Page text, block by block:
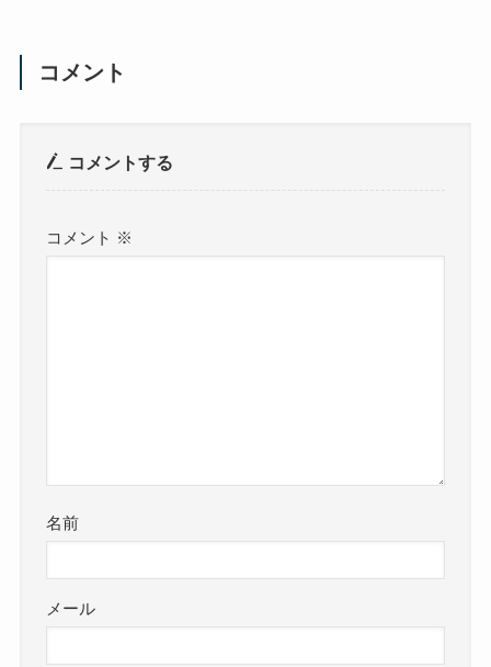
コメント
コメントする
コメント ※
名前
メール